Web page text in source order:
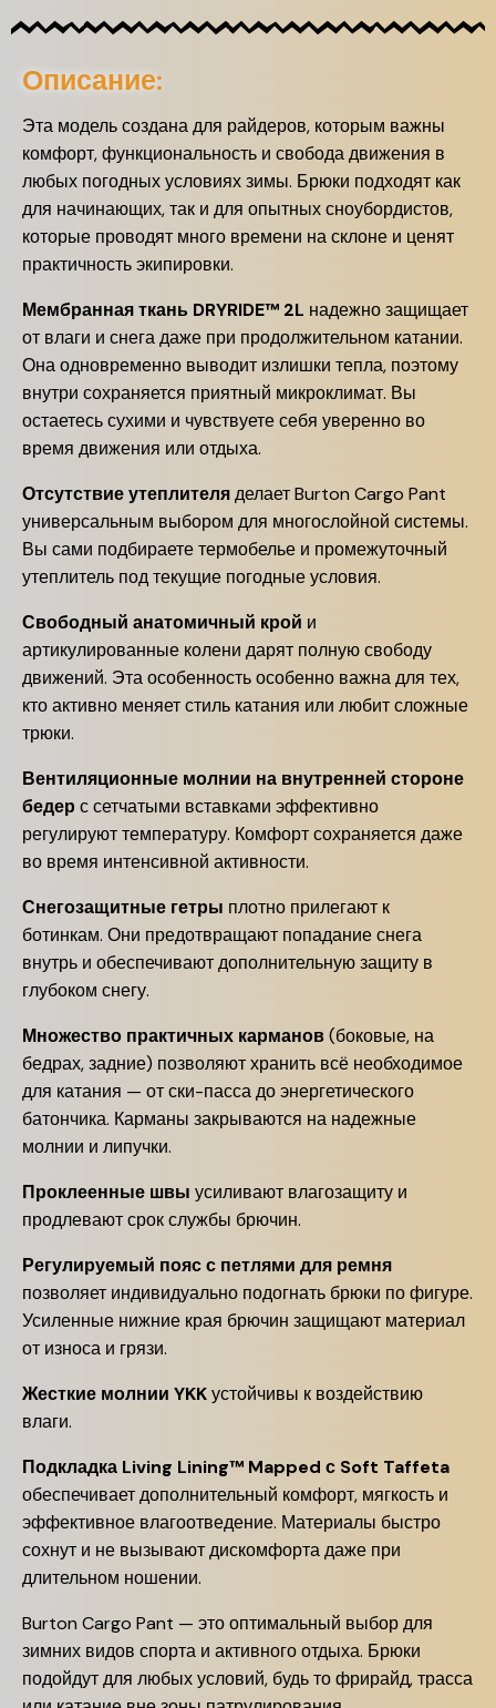
Описание:
Эта модель создана для райдеров, которым важны
комфорт, функциональность и свобода движения в
любых погодных условиях зимы. Брюки подходят как
для начинающих, так и для опытных сноубордистов,
которые проводят много времени на склоне и ценят
практичность экипировки.
Мембранная ткань DRYRIDE™ 2L надежно защищает
от влаги и снега даже при продолжительном катании.
Она одновременно выводит излишки тепла, поэтому
внутри сохраняется приятный микроклимат. Вы
остаетесь сухими и чувствуете себя уверенно во
время движения или отдыха.
Отсутствие утеплителяделает Burton Cargo Pant
универсальным выбором для многослойной системы.
Вы сами подбираете термобелье и промежуточный
утеплитель под текущие погодные условия.
Свободный анатомичный крой и
артикулированные колени дарят полную свободу
движений. Эта особенность особенно важна для тех,
кто активно меняет стиль катания или любит сложные
трюки.
Вентиляционные молнии на внутренней стороне
бедер с сетчатыми вставками эффективно
регулируют температуру. Комфорт сохраняется даже
во время интенсивной активности.
Снегозащитные гетры плотно прилегают к
ботинкам. Они предотвращают попадание снега
внутрь и обеспечивают дополнительную защиту в
глубоком снегу.
Множество практичных карманов(боковые, на
бедрах, задние) позволяют хранить всё необходимое
для катания — от ски-пасса до энергетического
батончика. Карманы закрываются на надежные
молнии и липучки.
Проклеенные швы усиливают влагозащиту и
продлевают срок службы брючин.
Регулируемый пояс с петлями для ремня
позволяет индивидуально подогнать брюки по фигуре.
Усиленные нижние края брючин защищают материал
от износа и грязи.
Жесткие молнии YKKустойчивы к воздействию
влаги.
Подкладка Living Lining™ Mapped с Soft Taffeta
обеспечивает дополнительный комфорт, мягкость и
эффективное влагоотведение. Материалы быстро
сохнут и не вызывают дискомфорта даже при
длительном ношении.
Burton Cargo Pant — это оптимальный выбор для
зимних видов спорта и активного отдыха. Брюки
подойдут для любых условий, будь то фрирайд, трасса